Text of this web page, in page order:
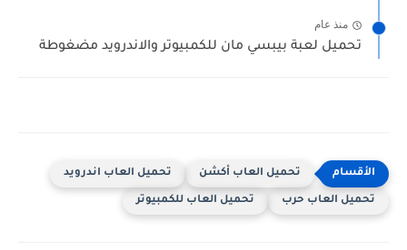
منذ عام
تحميل لعبة بيبسي مان للكمبيوتر والاندرويد مضغوطة
تحميل العاب أكشن تحميل العاب اندرويد
تحميل العاب حرب تحميل العاب للكمبيوتر